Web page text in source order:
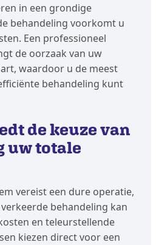
in een grondige
behandeling voorkomt u
Een professioneel
de oorzaak van uw
waardoor u de meest
behandeling kunt
de keuze van
uw totale
vereist een dure operatie,
behandeling kan
en teleurstellende
kiezen direct voor een